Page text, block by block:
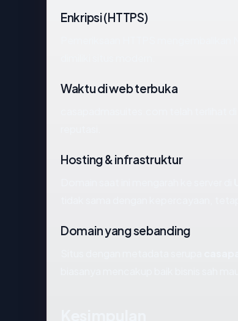
Enkripsi (HTTPS)
Waktu di web terbuka
Hosting & infrastruktur
Domain yang sebanding